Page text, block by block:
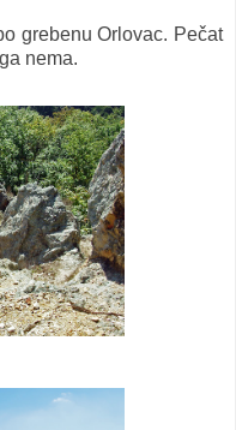
grebenu Orlovac. Pečat
nema.